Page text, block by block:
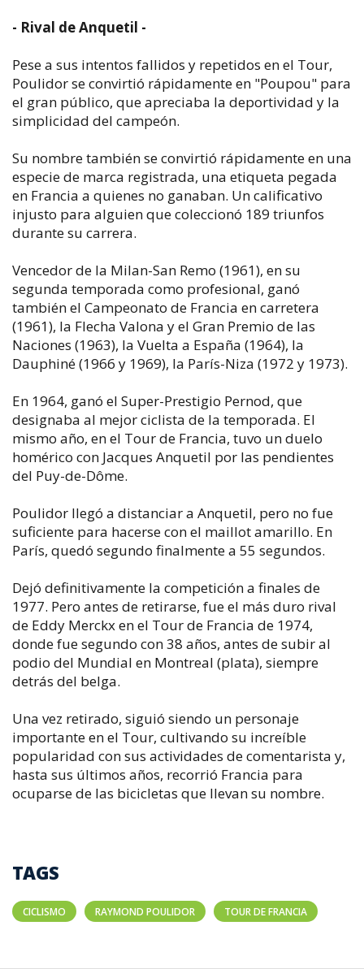
- Rival de Anquetil -
Pese a sus intentos fallidos y repetidos en el Tour,
Poulidor se convirtió rápidamente en "Poupou" para
el gran público, que apreciaba la deportividad y la
simplicidad del campeón.
Su nombre también se convirtió rápidamente en una
especie de marca registrada, una etiqueta pegada
en Francia a quienes no ganaban. Un calificativo
injusto para alguien que coleccionó 189 triunfos
durante su carrera.
Vencedor de la Milan-San Remo (1961), en su
segunda temporada como profesional, ganó
también el Campeonato de Francia en carretera
(1961), la Flecha Valona y el Gran Premio de las
Naciones (1963), la Vuelta a España (1964), la
Dauphiné (1966 y 1969), la París-Niza (1972 y 1973).
En 1964, ganó el Super-Prestigio Pernod, que
designaba al mejor ciclista de la temporada. El
mismo año, en el Tour de Francia, tuvo un duelo
homérico con Jacques Anquetil por las pendientes
del Puy-de-Dôme.
Poulidor llegó a distanciar a Anquetil, pero no fue
suficiente para hacerse con el maillot amarillo. En
París, quedó segundo finalmente a 55 segundos.
Dejó definitivamente la competición a finales de
1977. Pero antes de retirarse, fue el más duro rival
de Eddy Merckx en el Tour de Francia de 1974,
donde fue segundo con 38 años, antes de subir al
podio del Mundial en Montreal (plata), siempre
detrás del belga.
Una vez retirado, siguió siendo un personaje
importante en el Tour, cultivando su increíble
popularidad con sus actividades de comentarista y,
hasta sus últimos años, recorrió Francia para
ocuparse de las bicicletas que llevan su nombre.
TAGS
CICLISMO RAYMOND POULIDOR TOUR DE FRANCIA